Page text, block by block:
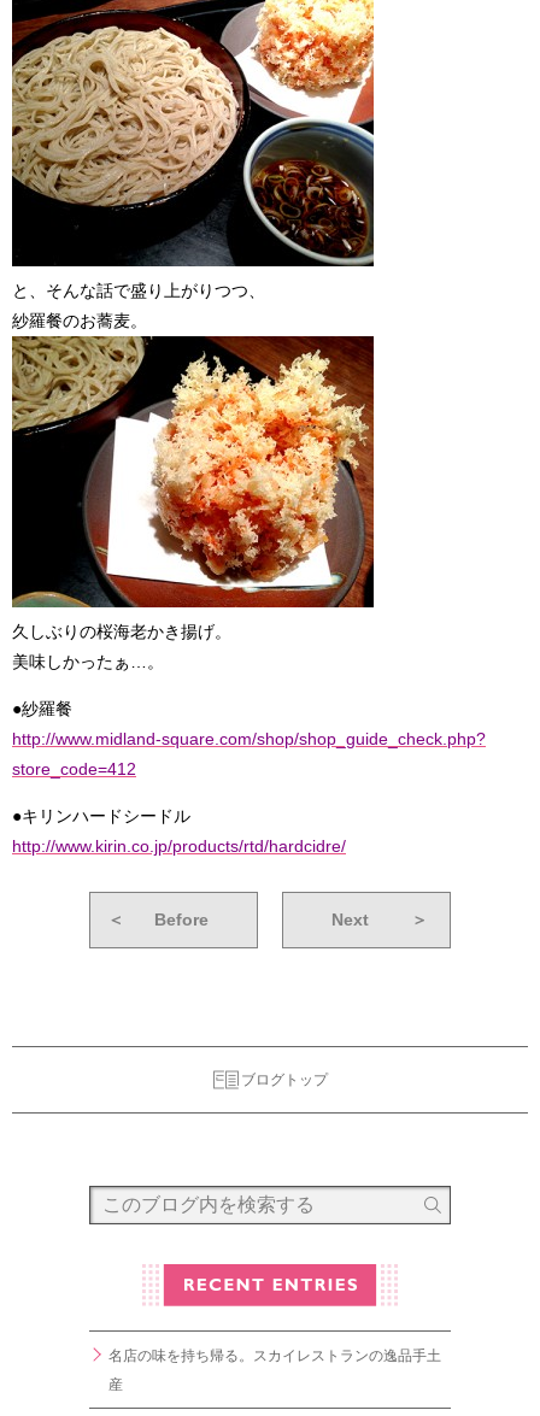
と、そんな話で盛り上がりつつ、
紗羅餐のお蕎麦。
久しぶりの桜海老かき揚げ。
美味しかったぁ…。
●紗羅餐
http://www.midland-square.com/shop/shop_guide_check.php?
store_code=412
●キリンハードシードル
http://www.kirin.co.jp/products/rtd/hardcidre/
＜ Before Next ＞
ブログトップ
名店の味を持ち帰る。スカイレストランの逸品手土
産